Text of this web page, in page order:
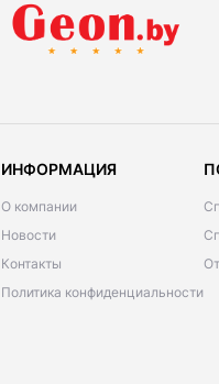
ИНФОРМАЦИЯ
О компании
Новости
Контакты
Политика конфиденциальности